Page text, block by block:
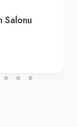
Salonu